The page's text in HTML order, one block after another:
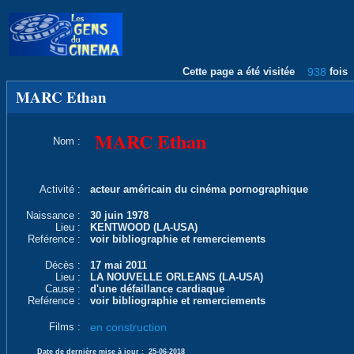
Cette page a été visitée 938 fois
MARC Ethan
Nom : MARC Ethan
Activité : acteur américain du cinéma pornographique
Naissance :
30 juin 1978
Lieu :
KENTWOOD (LA-USA)
Reférence :
voir bibliographie et remerciements
Décès :
17 mai 2011
Lieu :
LA NOUVELLE ORLEANS (LA-USA)
Cause :
d'une défaillance cardiaque
Reférence :
voir bibliographie et remerciements
Films : en construction
Date de dernière mise à jour : 25-06-2018